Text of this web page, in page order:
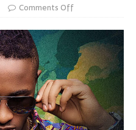
Comments Off